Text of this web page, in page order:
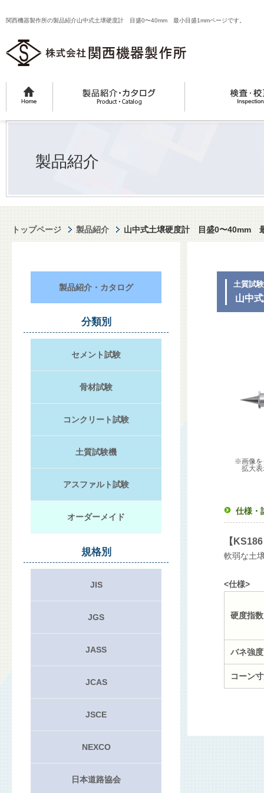
関西機器製作所の製品紹介山中式土壌硬度計 目盛0〜40mm 最小目盛1mmページです。
製品紹介
トップページ 製品紹介 山中式土壌硬度計 目盛0〜40mm
土質試
山中
※画像を
拡大表
仕様・
【
軟弱な土
<仕様>
硬度指数
バネ強度
コーン
製品紹介・カタログ
分類別
セメント試験
骨材試験
コンクリート試験
土質試験機
アスファルト試験
オーダーメイド
規格別
JIS
JGS
JASS
JCAS
JSCE
NEXCO
日本道路協会